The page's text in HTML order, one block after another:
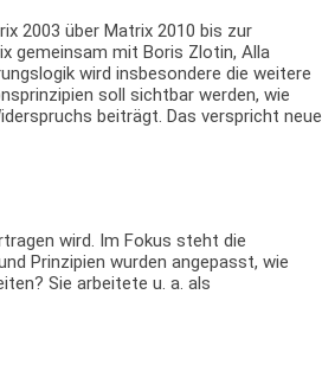
2003 über Matrix 2010 bis zur
gemeinsam mit Boris Zlotin, Alla
wird insbesondere die weitere
soll sichtbar werden, wie
beiträgt. Das verspricht neue
wird. Im Fokus steht die
Prinzipien wurden angepasst, wie
Sie arbeitete u. a. als